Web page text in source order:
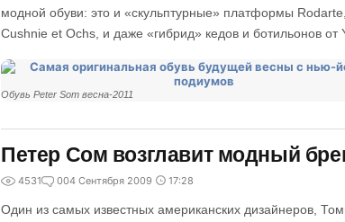
модной обуви: это и «скульптурные» платформы
Cushnie et Ochs, и даже «гибрид» кедов и ботильонов от
Обувь Peter Som весна-2011
Петер Сом возглавит модный
4531 004 Сентября 2009 17:28
Один из самых известных американских дизайнеров,